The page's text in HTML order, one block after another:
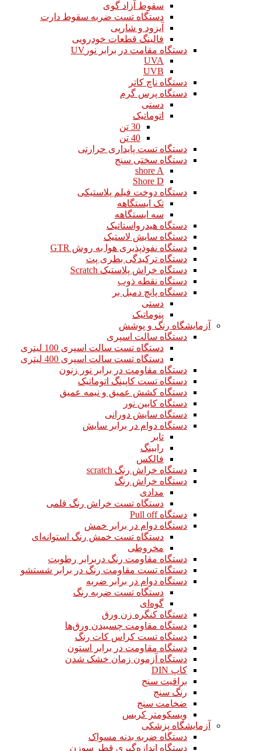
سقوط آزاد گوی
دستگاه تست ضربه سقوط دارت
آیزود و شارپی
فالینگ قطعات خودرویی
دستگاه مقامت در برابر نورUV
UVA
UVB
دستگاه ناچ کاتر
دستگاه پرس گرم
دستی
اتوماتیک
30 تن
40 تن
دستگاه تست پایداری حرارتی
دستگاه سختی سنج
shore A
Shore D
دستگاه دوخت فیلم پلاستیکی
تک ایستگاهه
سه ایستگاهه
دستگاه هیدرواستاتیک
دستگاه سایش لاستیک
دستگاه نفوذپذیری هوا به روش GTR
دستگاه ترکیدگی بطری پت
دستگاه خراش پلاستیک Scratch
دستگاه نقطه ذوب
دستگاه پانچ دمبل بر
دستی
پنوماتیک
آزمایشگاه رنگ و پوشش
دستگاه سالت اسپری
دستگاه تست سالت اسپری 100 لیتری
دستگاه تست سالت اسپری 400 لیتری
دستگاه مقاومت در برابر نور زنون
دستگاه تست کاپینگ اتوماتیک
دستگاه کشش عمیق و نیمه عمیق
دستگاه کابین نور
دستگاه سایش دورانی
دستگاه دوام در برابر سایش
تابر
رابینگ
فالکس
دستگاه خراش رنگ scratch
دستگاه خراش رنگ
مدادی
دستگاه تست خراش رنگ قلمی
دستگاه Pull off
دستگاه دوام در برابر خمش
دستگاه تست خمش رنگ استوانه‌ای
مخروطی
دستگاه مقاومت رنگ دربرابر رطوبت
دستگاه تست مقاومت رنگ در برابر شستشو
دستگاه دوام در برابر ضربه
دستگاه تست ضربه رنگ
گوه‌ای
دستگاه کنگره زن ورق
دستگاه مقاومت چسبیدن ورق‌ها
دستگاه تست کراس کات رنگ
دستگاه مقاومت در برابر استون
دستگاه آزمون زمان خشک شدن
کاپ DIN
براقیت سنج
رنگ سنج
ضخامت سنج
ویسکومتر کربس
آزمایشگاه پزشکی
دستگاه ضربه بدنه مسواک
دستگاه اندازه‌گیری قطر سوزن